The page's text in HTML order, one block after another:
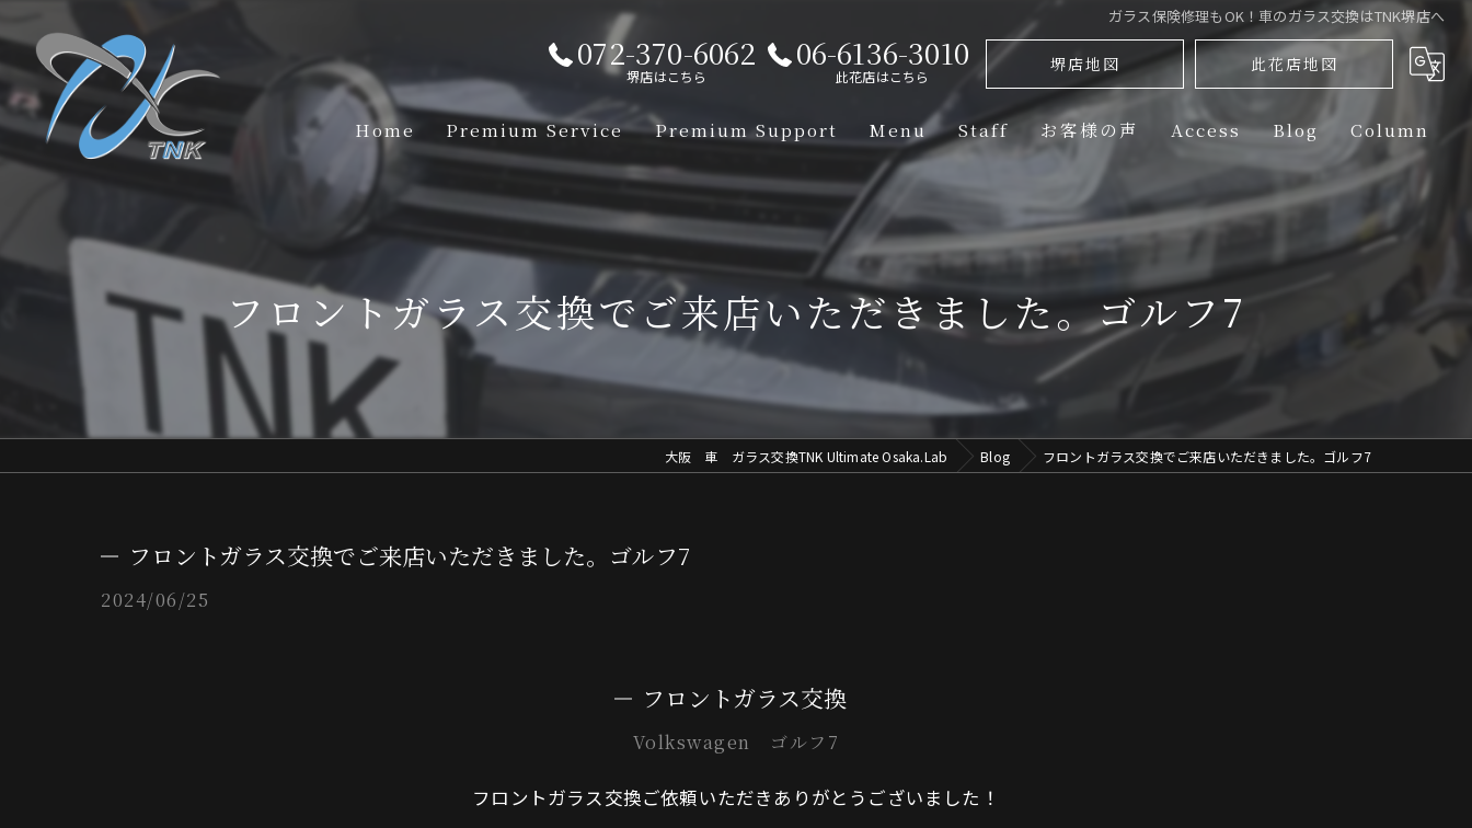
ガラス保険修理もOK！車のガラス交換はTNK堺店へ
072-370-6062
堺店はこちら
06-6136-3010
此花店はこちら
堺店地図 此花店地図
Home Premium Service Premium Support Menu
【Lamborghini】PPF（PAINT PROTECTION FILM） 部位別ラインナップ
【Mclaren】PPF（PAINT PROTECTION FILM） 部位別ラインナップ
【Aston-Martin】PPF（PAINT PROTECTION FILM） 部位別ラインナップ
【Porsche】PPF（PAINT PROTECTION FILM） 部位別ラインナップ
【Ferrari】PPF（PAINT PROTECTION FILM） 部位別ラインナップ
【Mercedes-Benz】PPF（PAINT PROTECTION FILM） 部位別ラインナップ
Staff お客様の声 Access Blog Column
フロントガラス交換でご来店いただきました。ゴルフ7
大阪 車 ガラス交換TNK Ultimate Osaka.Lab Blog フロントガラス交換でご来店いただきました。ゴルフ7
フロントガラス交換でご来店いただきました。ゴルフ7
2024/06/25
フロントガラス交換
Volkswagen ゴルフ7
フロントガラス交換ご依頼いただきありがとうございました！